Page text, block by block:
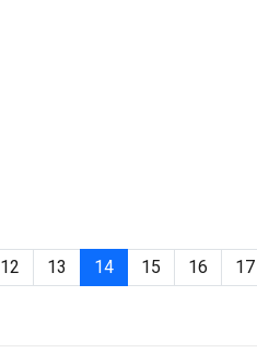
12 13 14 15 16 17